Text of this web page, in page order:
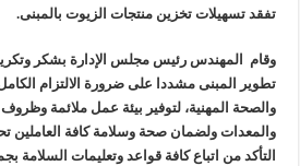
تفقد تسهيلات تخزين منتجات الزيوت بالمبنى.
وقام المهندس رئيس مجلس الإدارة بشكر
تطوير المبنى مشددا على ضرورة الالتزام
والصحة المهنية، لتوفير بيئة عمل ملائمة
والمعدات ولضمان صحة وسلامة كافة العاملين
التأكد من اتباع كافة قواعد وتعليمات السلامة